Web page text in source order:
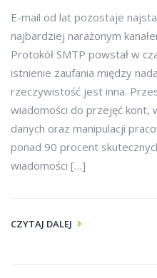
E-mail od lat pozostaje
najbardziej narażonym
Protokół SMTP powstał w
istnienie zaufania między
rzeczywistość jest inna.
wiadomości do przejęć kont,
danych oraz manipulacji
ponad 90 procent
wiadomości […]
CZYTAJ DALEJ